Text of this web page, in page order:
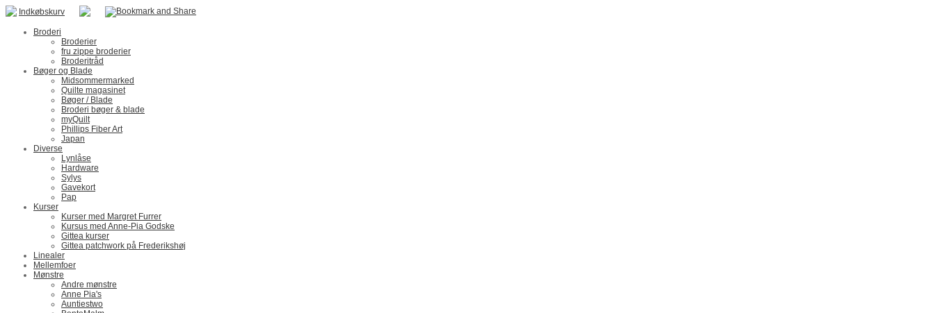
Indkøbskurv
Broderi
Broderier
fru zippe broderier
Broderitråd
Bøger og Blade
Midsommermarked
Quilte magasinet
Bøger / Blade
Broderi bøger & blade
myQuilt
Phillips Fiber Art
Japan
Diverse
Lynlåse
Hardware
Sylys
Gavekort
Pap
Kurser
Kurser med Margret Furrer
Kursus med Anne-Pia Godske
Gittea kurser
Gittea patchwork på Frederikshøj
Linealer
Mellemfoer
Mønstre
Andre mønstre
Anne Pia's
Auntiestwo